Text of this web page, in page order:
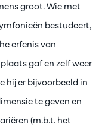
groot. Wie met
bestudeert,
erfenis van
gaf en zelf weer
hij er bijvoorbeeld in
te geven en
(m.b.t. het